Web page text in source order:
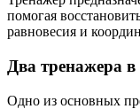
помогая
равновесия и
Два тренажера
Одно из основных